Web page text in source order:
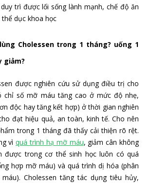
trì được lối sống lành mạnh, chế độ ăn
dục khoa học
Cholessen trong 1 tháng? uống 1
giảm?
được nghiên cứu sử dụng điều trị cho
chỉ số mỡ máu tăng cao ở mức độ nhẹ,
độc hay tăng kết hợp) ở thời gian nghiên
đạt hiệu quả, an toàn, kinh tế. Cho nên
trong 1 tháng đã thấy cải thiện rõ rệt.
vìquá trình hạ mỡ máu, giảm cân không
được trong cơ thể sinh học luôn có quá
hợp mỡ máu) và quá trình dị hóa (phân
Cholessen tăng tác dụng tiêu hủy,